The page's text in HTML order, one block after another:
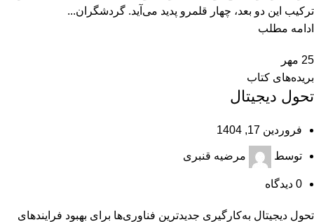
تركيب اين دو بعد، چهار قلمرو پديد می‌آيد. گردشگران...
ادامه مطلب
25 مهر
بریده‌های کتاب
تحول دیجیتال
فروردین 17, 1404
توسط مرضیه قنبری
0 دیدگاه
تحول ديجيتال به‌كارگيری جديدترين فناوری‌ها برای بهبود فرايندهای